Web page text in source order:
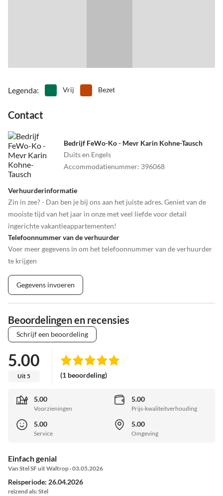
Legenda: Vrij Bezet
Contact
Bedrijf FeWo-Ko - Mevr Karin Kohne-Tausch
Duits en Engels
Accommodatienummer: 396068
Verhuurderinformatie
Zin in zee? - Dan ben je bij ons aan het juiste adres. Geniet van de
mooiste tijd van het jaar in onze met veel liefde voor detail
ingerichte vakantieappartementen!
Telefoonnummer van de verhuurder
Voer meer gegevens in om het telefoonnummer van de verhuurder
te krijgen
Gegevens invoeren
Beoordelingen en recensies
Schrijf een beoordeling
5.00
Uit 5 (1 beoordeling)
5.00
Voorzieningen
5.00
Prijs-kwaliteitverhouding
5.00
Service
5.00
Omgeving
Einfach genial
Van Stel SF uit Waltrop · 03.05.2026
Reisperiode: 26.04.2026
reizend als: Stel